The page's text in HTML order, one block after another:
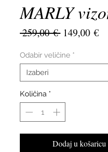
MARLY
259,00 € Redovna
149,00 €
Odabir veličine *
Količina *
Dodaj u košaricu